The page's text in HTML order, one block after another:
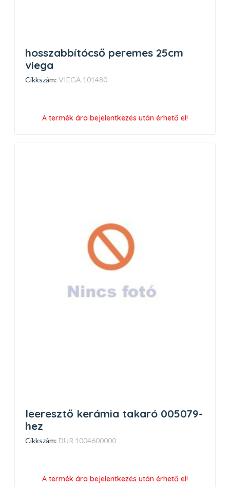
hosszabbítócső peremes 25cm
viega
Cikkszám: VIEGA 101480
A termék ára bejelentkezés után érhető el!
leeresztő kerámia takaró 005079-
hez
Cikkszám: DUR 1004600000
A termék ára bejelentkezés után érhető el!